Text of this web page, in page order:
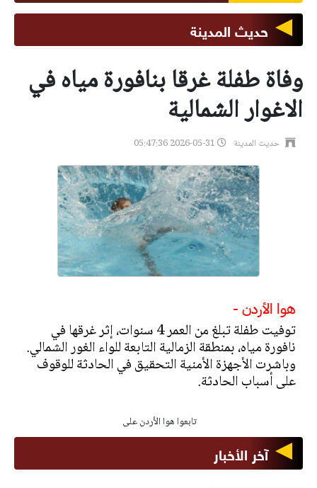
حديث المدينة
وفاة طفلة غرقا بنافورة مياه في
الاغوار الشمالية
حديث المدينة
هوا الأردن -
توفيت طفلة تبلغ من العمر 4 سنوات، إثر غرقها في
نافورة مياه، بمنطقة الزمالية التابعة للواء الغور الشمالي.
وباشرت الأجهزة الأمنية التحقيق في الحادثة للوقوف
على أسباب الحادثة.
تابعوا هوا الأردن على
آخر الأخبار